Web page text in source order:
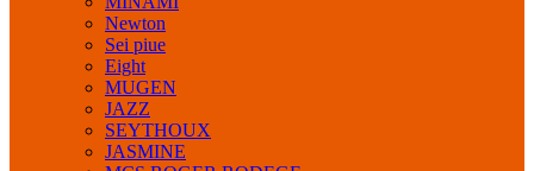
Newton
Sei piue
Eight
MUGEN
JAZZ
SEYTHOUX
JASMINE